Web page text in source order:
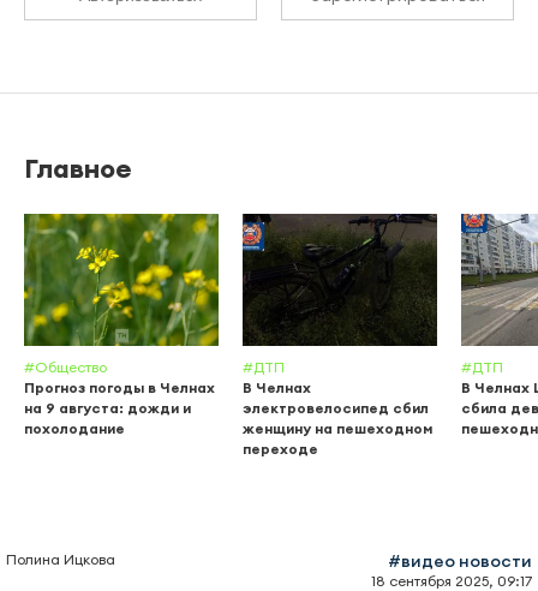
Главное
#Общество
Прогноз погоды в Челнах
на 9 августа: дожди и
похолодание
#ДТП
В Челнах
электровелосипед сбил
женщину на пешеходном
переходе
#ДТП
В Челнах
сбила
Полина Ицкова #видео новости
18 сентября 2025, 09:17